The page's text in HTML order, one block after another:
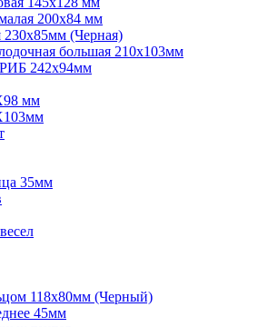
200х84 мм
230х85мм (Черная)
большая 210х103мм
242х94мм
мм
35мм
118х80мм (Черный)
45мм